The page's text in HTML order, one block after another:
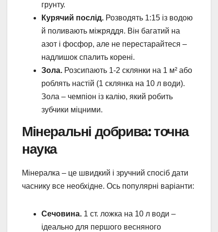
грунту.
Курячий послід. Розводять 1:15 із водою
й поливають міжряддя. Він багатий на
азот і фосфор, але не перестарайтеся –
надлишок спалить корені.
Зола. Розсипають 1-2 склянки на 1 м² або
роблять настій (1 склянка на 10 л води).
Зола – чемпіон із калію, який робить
зубчики міцними.
Мінеральні добрива: точна
наука
Мінералка – це швидкий і зручний спосіб дати
часнику все необхідне. Ось популярні варіанти:
Сечовина. 1 ст. ложка на 10 л води –
ідеально для першого весняного